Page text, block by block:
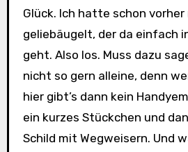
Glück. Ich hatte schon vorher
geliebäugelt, der da einfach
geht. Also los. Muss dazu
nicht so gern alleine, denn
hier gibt’s dann kein
ein kurzes Stückchen und
Schild mit Wegweisern. Und